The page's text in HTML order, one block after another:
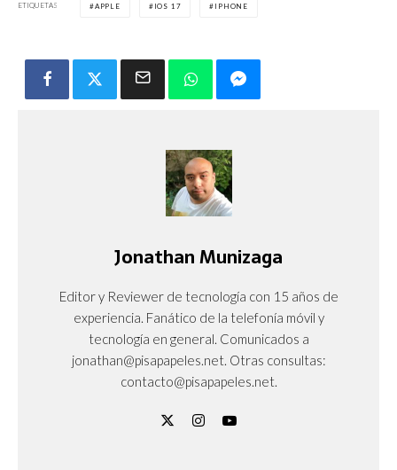
ETIQUETAS APPLE IOS 17 IPHONE
Jonathan Munizaga
Editor y Reviewer de tecnología con 15 años de
experiencia. Fanático de la telefonía móvil y
tecnología en general. Comunicados a
jonathan@pisapapeles.net. Otras consultas:
contacto@pisapapeles.net.